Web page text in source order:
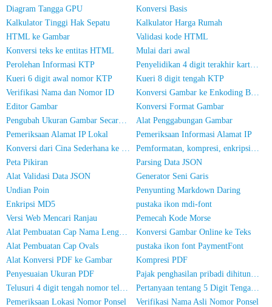
Diagram Tangga GPU
Konversi Basis
Kalkulator Tinggi Hak Sepatu
Kalkulator Harga Rumah
HTML ke Gambar
Validasi kode HTML
Konversi teks ke entitas HTML
Mulai dari awal
Perolehan Informasi KTP
Penyelidikan 4 digit terakhir kartu identitas
Kueri 6 digit awal nomor KTP
Kueri 8 digit tengah KTP
Verifikasi Nama dan Nomor ID
Konversi Gambar ke Enkoding Base64
Editor Gambar
Konversi Format Gambar
Pengubah Ukuran Gambar Secara Massal
Alat Penggabungan Gambar
Pemeriksaan Alamat IP Lokal
Pemeriksaan Informasi Alamat IP
Konversi dari Cina Sederhana ke Cina Tradisional
Pemformatan, kompresi, enkripsi/pengacakan kode JS
Peta Pikiran
Parsing Data JSON
Alat Validasi Data JSON
Generator Seni Garis
Undian Poin
Penyunting Markdown Daring
Enkripsi MD5
pustaka ikon mdi-font
Versi Web Mencari Ranjau
Pemecah Kode Morse
Alat Pembuatan Cap Nama Lengkap
Konversi Gambar Online ke Teks
Alat Pembuatan Cap Ovals
pustaka ikon font PaymentFont
Alat Konversi PDF ke Gambar
Kompresi PDF
Penyesuaian Ukuran PDF
Pajak penghasilan pribadi dihitung secara online
Telusuri 4 digit tengah nomor telepon
Pertanyaan tentang 5 Digit Tengah Nomor Telepon
Pemeriksaan Lokasi Nomor Ponsel
Verifikasi Nama Asli Nomor Ponsel